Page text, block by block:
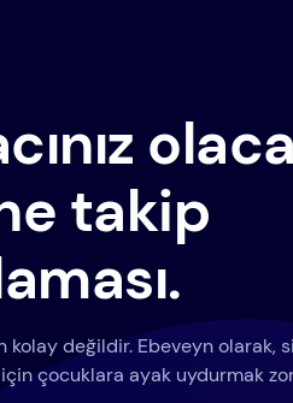
takip
kolay değildir. Ebeveyn olarak,
çocuklara ayak uydurmak